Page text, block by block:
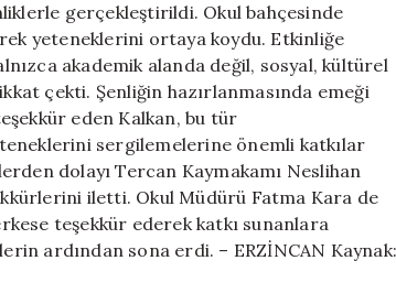
gerçekleştirildi. Okul bahçesinde
yeteneklerini ortaya koydu. Etkinliğe
akademik alanda değil, sosyal, kültürel
çekti. Şenliğin hazırlanmasında emeği
eden Kalkan, bu tür
sergilemelerine önemli katkılar
dolayı Tercan Kaymakamı Neslihan
iletti. Okul Müdürü Fatma Kara de
teşekkür ederek katkı sunanlara
ardından sona erdi. – ERZİNCAN Kaynak: